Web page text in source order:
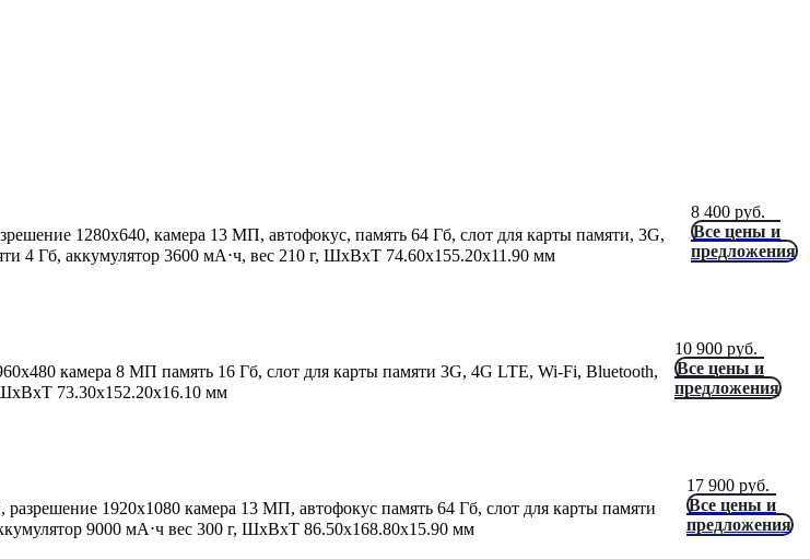
1280x640, камера 13 МП, автофокус, память 64 Гб, слот для карты памяти, 3G,
4 Гб, аккумулятор 3600 мА⋅ч, вес 210 г, ШxВxТ 74.60x155.20x11.90 мм
8 400 руб.
Все цены и
предложения
камера 8 МП память 16 Гб, слот для карты памяти 3G, 4G LTE, Wi-Fi, Bluetooth,
ШxВxТ 73.30x152.20x16.10 мм
10 900 руб.
Все цены и
предложения
1920x1080 камера 13 МП, автофокус память 64 Гб, слот для карты памяти
9000 мА⋅ч вес 300 г, ШxВxТ 86.50x168.80x15.90 мм
17 900 руб.
Все цены и
предложения